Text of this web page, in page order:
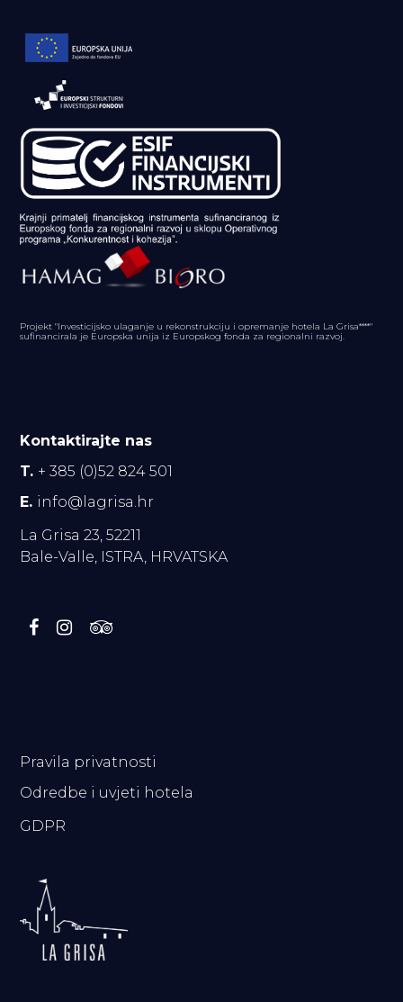
Projekt "Investicijsko ulaganje u rekonstrukciju i opremanje hotela La Grisa****"
sufinancirala je Europska unija iz Europskog fonda za regionalni razvoj.
Kontaktirajte nas
T. + 385 (0)52 824 501
E. info@lagrisa.hr
La Grisa 23, 52211
Bale-Valle, ISTRA, HRVATSKA
Pravila privatnosti
Odredbe i uvjeti hotela
GDPR